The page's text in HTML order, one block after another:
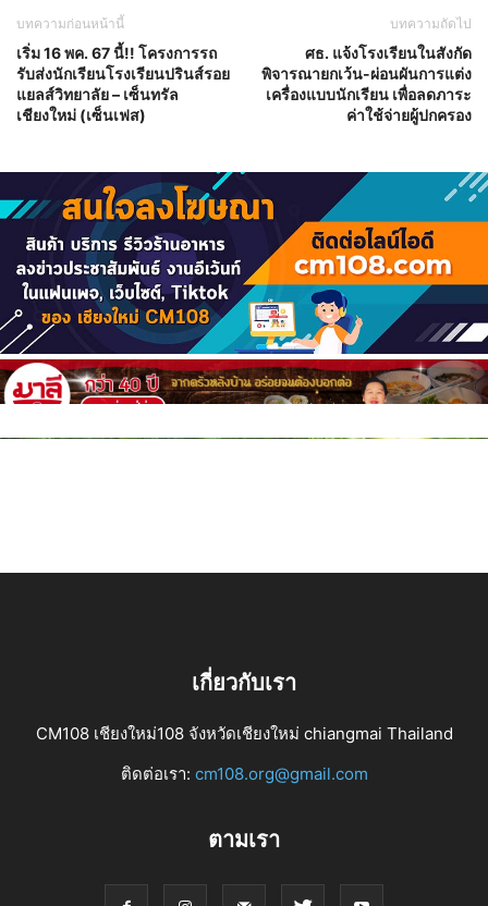
บทความก่อนหน้านี้
เริ่ม 16 พค. 67 นี้!! โครงการรถ
รับส่งนักเรียนโรงเรียนปรินส์รอย
แยลส์วิทยาลัย – เซ็นทรัล
เชียงใหม่ (เซ็นเฟส)
บทความถัดไป
ศธ. แจ้งโรงเรียนในสังกัด
พิจารณายกเว้น-ผ่อนผันการแต่ง
เครื่องแบบนักเรียน เพื่อลดภาระ
ค่าใช้จ่ายผู้ปกครอง
เกี่ยวกับเรา
CM108 เชียงใหม่108 จังหวัดเชียงใหม่ chiangmai Thailand
ติดต่อเรา: cm108.org@gmail.com
ตามเรา